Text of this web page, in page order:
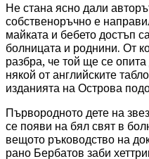
Не стана ясно дали
собственоръчно е
майката и бебето достъп
болницата и роднини. От
разбра, че той ще се
някой от английските
изданията на Острова
Първородното дете на
се появи на бял свят в
вещото ръководство на
рано Бербатов заби